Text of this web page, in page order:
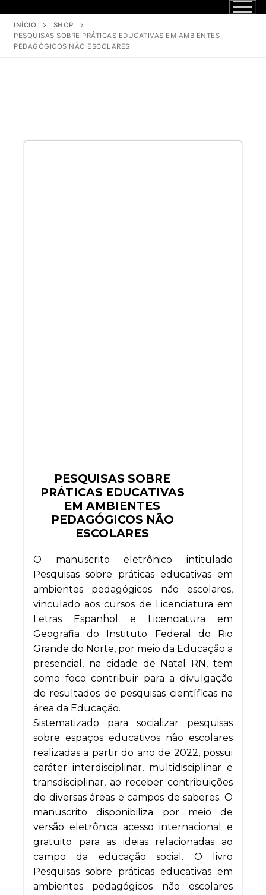
INÍCIO
SHOP
PESQUISAS SOBRE PRÁTICAS EDUCATIVAS EM AMBIENTES
PEDAGÓGICOS NÃO ESCOLARES
PESQUISAS SOBRE
PRÁTICAS EDUCATIVAS
EM AMBIENTES
PEDAGÓGICOS NÃO
ESCOLARES
O manuscrito eletrônico intitulado
Pesquisas sobre práticas educativas em
ambientes pedagógicos não escolares,
vinculado aos cursos de Licenciatura em
Letras Espanhol e Licenciatura em
Geografia do Instituto Federal do Rio
Grande do Norte, por meio da Educação a
presencial, na cidade de Natal RN, tem
como foco contribuir para a divulgação
de resultados de pesquisas científicas na
área da Educação.
Sistematizado para socializar pesquisas
sobre espaços educativos não escolares
realizadas a partir do ano de 2022, possui
caráter interdisciplinar, multidisciplinar e
transdisciplinar, ao receber contribuições
de diversas áreas e campos de saberes. O
manuscrito disponibiliza por meio de
versão eletrônica acesso internacional e
gratuito para as ideias relacionadas ao
campo da educação social. O livro
Pesquisas sobre práticas educativas em
ambientes pedagógicos não escolares